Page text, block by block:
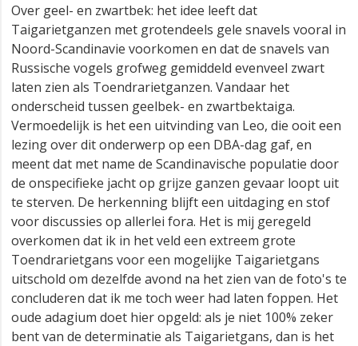
Over geel- en zwartbek: het idee leeft dat
Taigarietganzen met grotendeels gele snavels vooral in
Noord-Scandinavie voorkomen en dat de snavels van
Russische vogels grofweg gemiddeld evenveel zwart
laten zien als Toendrarietganzen. Vandaar het
onderscheid tussen geelbek- en zwartbektaiga.
Vermoedelijk is het een uitvinding van Leo, die ooit een
lezing over dit onderwerp op een DBA-dag gaf, en
meent dat met name de Scandinavische populatie door
de onspecifieke jacht op grijze ganzen gevaar loopt uit
te sterven. De herkenning blijft een uitdaging en stof
voor discussies op allerlei fora. Het is mij geregeld
overkomen dat ik in het veld een extreem grote
Toendrarietgans voor een mogelijke Taigarietgans
uitschold om dezelfde avond na het zien van de foto's te
concluderen dat ik me toch weer had laten foppen. Het
oude adagium doet hier opgeld: als je niet 100% zeker
bent van de determinatie als Taigarietgans, dan is het